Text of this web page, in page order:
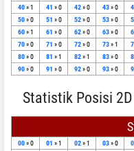
40» 1 41 » 0 42» 0 43» 0
50» 0 51 » 0 52» 0 53» 0
60» 1 61 » 0 62» 0 63» 0
70» 0 71 » 0 72» 0 73» 1
80» 0 81 » 1 82» 1 83» 0
90» 0 91 » 0 92» 0 93» 0
Statistik Posisi
00» 0 01 » 1 02» 1 03» 0